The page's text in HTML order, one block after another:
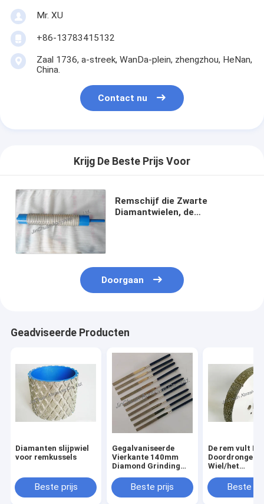
Mr. XU
+86-13783415132
Zaal 1736, a-streek, WanDa-plein, zhengzhou, HeNan,
China.
Contact nu
Krijg De Beste Prijs Voor
Remschijf die Zwarte
Diamantwielen, de
Doorgaan
Geadviseerde Producten
Diamanten slijpwiel
voor remkussels
Beste prijs
Gegalvaniseerde
Vierkante 140mm
Diamond Grinding
Stootkussens
Beste prijs
De rem vult
Doordrongen
Wiel/het
van deBeste